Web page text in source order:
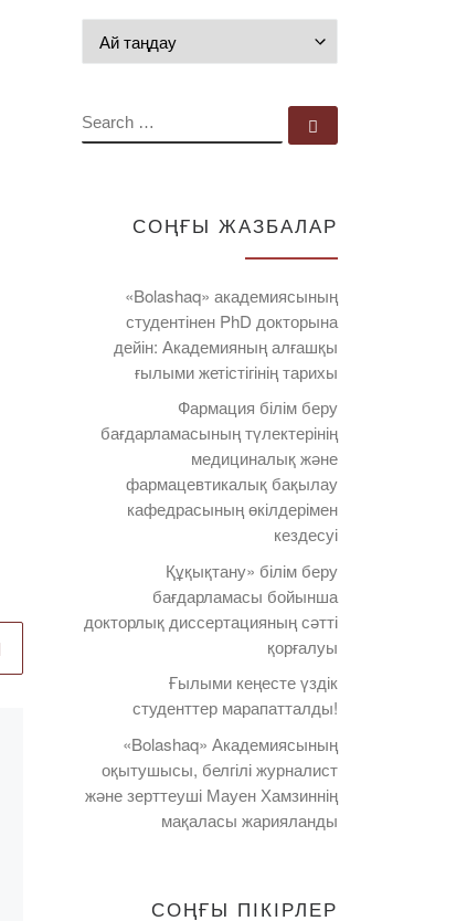
Тіркеуші
кеңселерінің VII
жыл сайынғы
SEARCH
СОҢҒЫ ЖАЗБАЛАР
«Bolashaq» академиясының
студентінен PhD докторына
дейін: Академияның алғашқы
ғылыми жетістігінің тарихы
Фармация білім беру
бағдарламасының түлектерінің
медициналық және
фармацевтикалық бақылау
кафедрасының өкілдерімен
кездесуі
Құқықтану» білім беру
бағдарламасы бойынша
докторлық диссертацияның сәтті
қорғалуы
Ғылыми кеңесте үздік
студенттер марапатталды!
«Bolashaq» Академиясының
оқытушысы, белгілі журналист
және зерттеуші Мауен Хамзиннің
мақаласы жарияланды
СОҢҒЫ ПІКІРЛЕР